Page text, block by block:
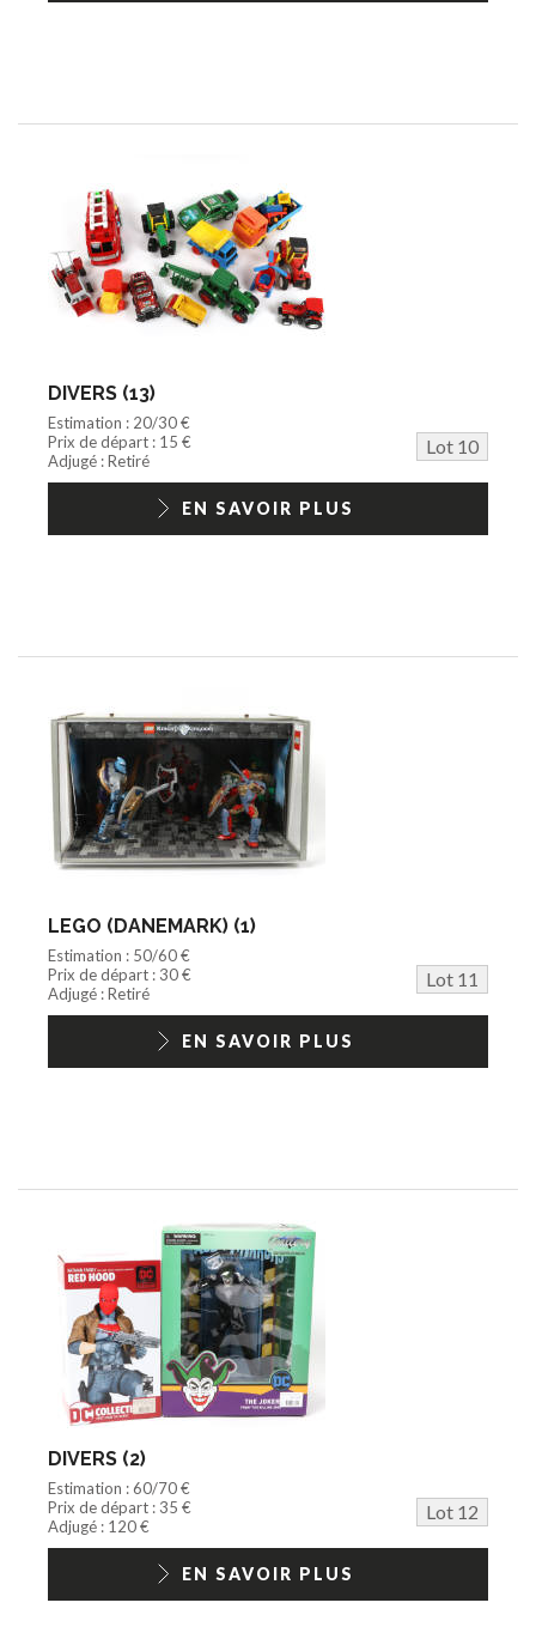
DIVERS (13)
Estimation : 20/30 €
Prix de départ : 15 €
Lot 10
Adjugé : Retiré
EN SAVOIR PLUS
LEGO (DANEMARK) (1)
Estimation : 50/60 €
Prix de départ : 30 €
Lot 11
Adjugé : Retiré
EN SAVOIR PLUS
DIVERS (2)
Estimation : 60/70 €
Prix de départ : 35 €
Lot 12
Adjugé : 120 €
EN SAVOIR PLUS